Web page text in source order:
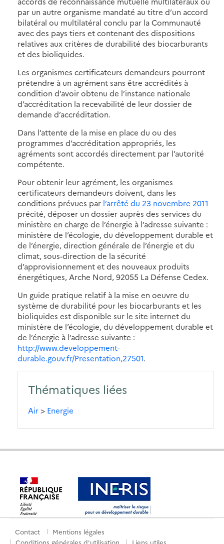
par un autre organisme mandaté au titre d’un accord
bilatéral ou multilatéral conclu par la Communauté
avec des pays tiers et contenant des dispositions
relatives aux critères de durabilité des biocarburants
et des bioliquides.
Les organismes certificateurs demandeurs pourront
prétendre à un agrément sans être accrédités à
condition d’avoir obtenu de l’instance nationale
d’accréditation la recevabilité de leur dossier de
demande d’accréditation.
Dans l’attente de la mise en place du ou des
programmes d’accréditation appropriés, les
agréments sont accordés directement par l’autorité
compétente.
Pour obtenir leur agrément, les organismes
certificateurs demandeurs doivent, dans les
conditions prévues par l’arrêté du 23 novembre 2011
précité, déposer un dossier auprès des services du
ministère en charge de l’énergie à l’adresse suivante :
ministère de l’écologie, du développement durable et
de l’énergie, direction générale de l’énergie et du
climat, sous-direction de la sécurité
d’approvisionnement et des nouveaux produits
énergétiques, Arche Nord, 92055 La Défense Cedex.
Un guide pratique relatif à la mise en oeuvre du
système de durabilité pour les biocarburants et les
bioliquides est disponible sur le site internet du
ministère de l’écologie, du développement durable et
de l’énergie à l’adresse suivante :
http://www.developpement-
durable.gouv.fr/Presentation,27501.
Thématiques liées
Air> Energie
Menu
Contact
Mentions légales
Conditions générales d'utilisation
Liens utiles